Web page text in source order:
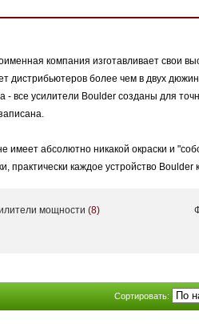
компания изготавливает свои
дистрибьютеров более чем в двух
все усилители Boulder созданы для
абсолютно никакой окраски и
практически каждое устройство Boulder
мощности (8)
Сортировать: